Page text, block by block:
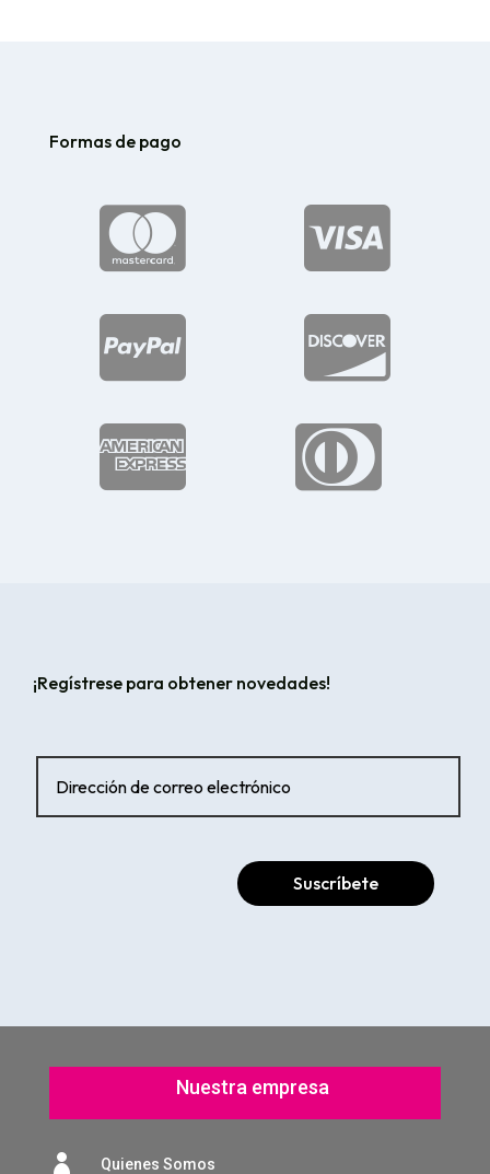
Formas de pago






¡Regístrese para obtener novedades!
Suscríbete
Nuestra empresa
 Quienes Somos